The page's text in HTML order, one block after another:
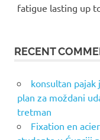
fatigue lasting up
RECENT
konsultan pajak
plan za moždani
tretman
Fixation en